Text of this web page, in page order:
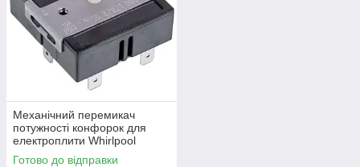
Механічний перемикач
потужності конфорок для
електроплити Whirlpool
481927328279
Готово до відправки